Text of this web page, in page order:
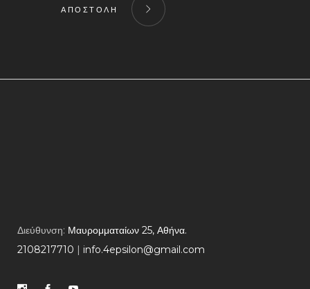
ΑΠΟΣΤΟΛΗ
Διεύθυνση: Μαυρομματαίων 25, Αθήνα.
2108217710 ​ | info.4epsilon@gmail.com